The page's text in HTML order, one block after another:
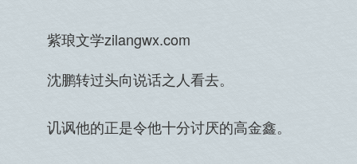
紫琅文学zilangwx.com
沈鹏转过头向说话之人看去。
讥讽他的正是令他十分讨厌的高金鑫。